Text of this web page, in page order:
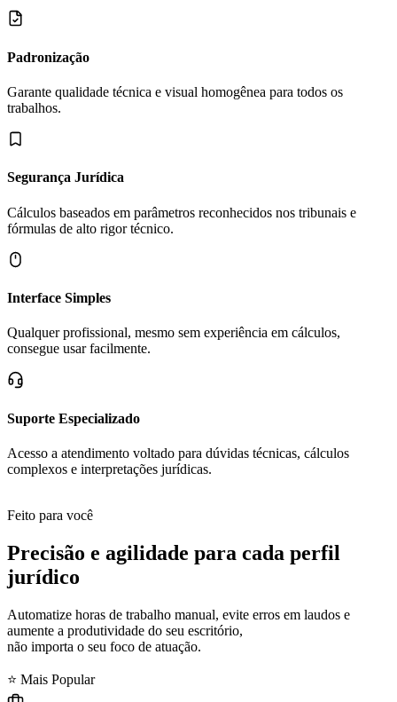
Padronização
Garante qualidade técnica e visual homogênea para todos os
trabalhos.
Segurança Jurídica
Cálculos baseados em parâmetros reconhecidos nos tribunais e
fórmulas de alto rigor técnico.
Interface Simples
Qualquer profissional, mesmo sem experiência em cálculos,
consegue usar facilmente.
Suporte Especializado
Acesso a atendimento voltado para dúvidas técnicas, cálculos
complexos e interpretações jurídicas.
Feito para você
Precisão e agilidade para cada perfil
jurídico
Automatize horas de trabalho manual, evite erros em laudos e
aumente a produtividade do seu escritório,
não importa o seu foco de atuação.
⭐ Mais Popular